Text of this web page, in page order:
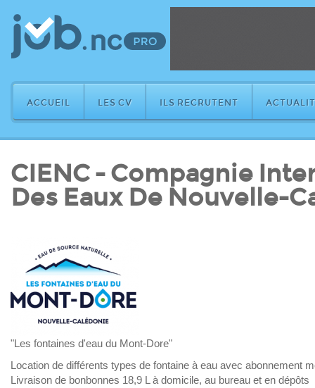
ACCUEIL LES CV ILS RECRUTENT
CIENC - Compagnie
Des Eaux De Nouvelle-
"Les fontaines d'eau du Mont-Dore"
Location de différents types de fontaine à eau avec abonnement
Livraison de bonbonnes 18,9 L à domicile, au bureau et en dépôts